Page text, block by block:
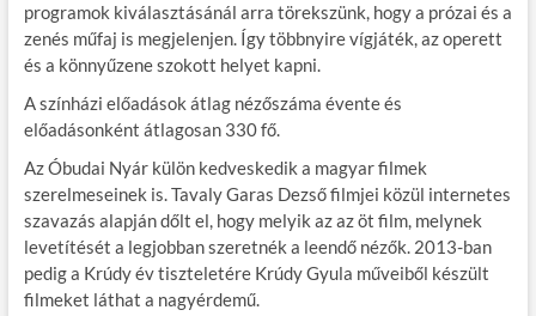
programok kiválasztásánál arra törekszünk, hogy a prózai és a
zenés műfaj is megjelenjen. Így többnyire vígjáték, az operett
és a könnyűzene szokott helyet kapni.
A színházi előadások átlag nézőszáma évente és
előadásonként átlagosan 330 fő.
Az Óbudai Nyár külön kedveskedik a magyar filmek
szerelmeseinek is. Tavaly Garas Dezső filmjei közül internetes
szavazás alapján dőlt el, hogy melyik az az öt film, melynek
levetítését a legjobban szeretnék a leendő nézők. 2013-ban
pedig a Krúdy év tiszteletére Krúdy Gyula műveiből készült
filmeket láthat a nagyérdemű.